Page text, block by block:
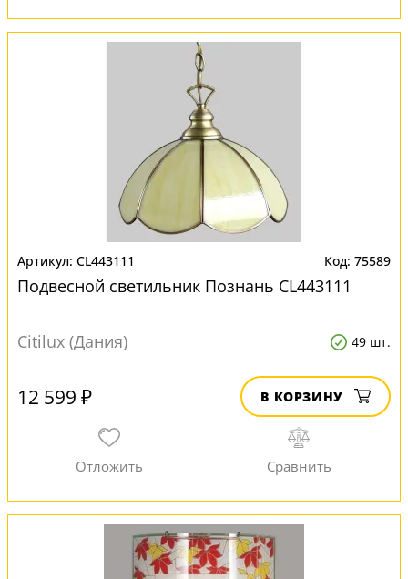
CL443111 75589
Подвесной светильник Познань CL443111
Citilux (Дания) 49 шт.
12 599 ₽ В КОРЗИНУ